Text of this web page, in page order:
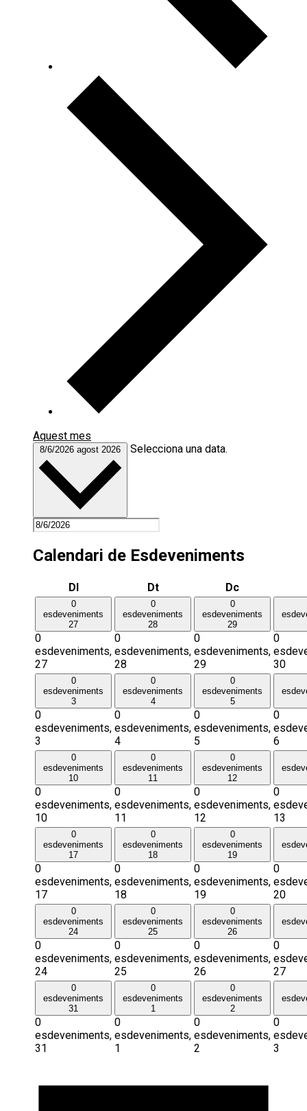
Aquest mes
8/6/2026 agost 2026 Selecciona una data.
Calendari de Esdeveniments
DlDilluns DtDimarts DcDimecres
0
esdeveniments
27
0
esdeveniments,
27
0
esdeveniments
28
0
esdeveniments,
28
0
esdeveniments
29
0
esdeveniments,
29
0
30
0
esdeveniments
3
0
esdeveniments,
3
0
esdeveniments
4
0
esdeveniments,
4
0
esdeveniments
5
0
esdeveniments,
5
0
6
0
esdeveniments
10
0
esdeveniments,
10
0
esdeveniments
11
0
esdeveniments,
11
0
esdeveniments
12
0
esdeveniments,
12
0
13
0
esdeveniments
17
0
esdeveniments,
17
0
esdeveniments
18
0
esdeveniments,
18
0
esdeveniments
19
0
esdeveniments,
19
0
20
0
esdeveniments
24
0
esdeveniments,
24
0
esdeveniments
25
0
esdeveniments,
25
0
esdeveniments
26
0
esdeveniments,
26
0
27
0
esdeveniments
31
0
esdeveniments,
31
0
esdeveniments
1
0
esdeveniments,
1
0
esdeveniments
2
0
esdeveniments,
2
0
3